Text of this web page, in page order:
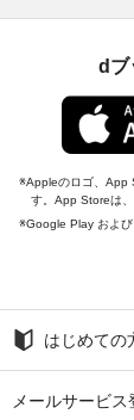
dブ
Appleのロゴ、App
す。App Storeは
Google Play およ
はじめての
メールサービス